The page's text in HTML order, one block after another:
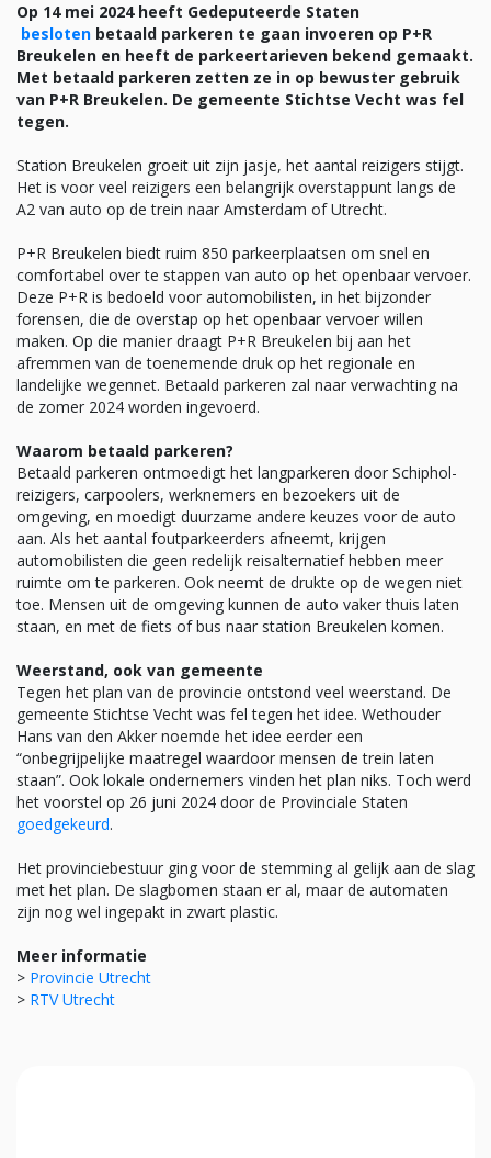
Op 14 mei 2024 heeft Gedeputeerde Staten
besloten betaald parkeren te gaan invoeren op P+R
Breukelen en heeft de parkeertarieven bekend gemaakt.
Met betaald parkeren zetten ze in op bewuster gebruik
van P+R Breukelen. De gemeente Stichtse Vecht was fel
tegen.
Station Breukelen groeit uit zijn jasje, het aantal reizigers stijgt.
Het is voor veel reizigers een belangrijk overstappunt langs de
A2 van auto op de trein naar Amsterdam of Utrecht.
P+R Breukelen biedt ruim 850 parkeerplaatsen om snel en
comfortabel over te stappen van auto op het openbaar vervoer.
Deze P+R is bedoeld voor automobilisten, in het bijzonder
forensen, die de overstap op het openbaar vervoer willen
maken. Op die manier draagt P+R Breukelen bij aan het
afremmen van de toenemende druk op het regionale en
landelijke wegennet. Betaald parkeren zal naar verwachting na
de zomer 2024 worden ingevoerd.
Waarom betaald parkeren?
Betaald parkeren ontmoedigt het langparkeren door Schiphol-
reizigers, carpoolers, werknemers en bezoekers uit de
omgeving, en moedigt duurzame andere keuzes voor de auto
aan. Als het aantal foutparkeerders afneemt, krijgen
automobilisten die geen redelijk reisalternatief hebben meer
ruimte om te parkeren. Ook neemt de drukte op de wegen niet
toe. Mensen uit de omgeving kunnen de auto vaker thuis laten
staan, en met de fiets of bus naar station Breukelen komen.
Weerstand, ook van gemeente
Tegen het plan van de provincie ontstond veel weerstand. De
gemeente Stichtse Vecht was fel tegen het idee. Wethouder
Hans van den Akker noemde het idee eerder een
“onbegrijpelijke maatregel waardoor mensen de trein laten
staan”. Ook lokale ondernemers vinden het plan niks. Toch werd
het voorstel op 26 juni 2024 door de Provinciale Staten
goedgekeurd.
Het provinciebestuur ging voor de stemming al gelijk aan de slag
met het plan. De slagbomen staan er al, maar de automaten
zijn nog wel ingepakt in zwart plastic.
Meer informatie
> Provincie Utrecht
> RTV Utrecht